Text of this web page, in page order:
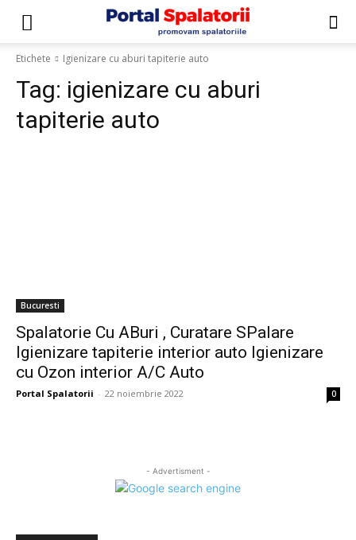
Etichete Igienizare cu aburi tapiterie auto
Tag: igienizare cu aburi
tapiterie auto
Bucuresti
Spalatorie Cu ABuri , Curatare SPalare
Igienizare tapiterie interior auto Igienizare
cu Ozon interior A/C Auto
Portal Spalatorii - 22 noiembrie 2022 0
- Advertisment -